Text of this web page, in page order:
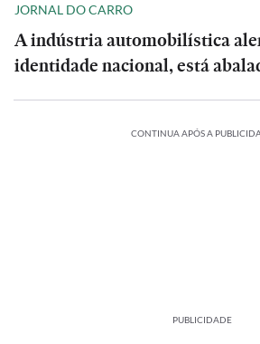
JORNAL DO CARRO
A indústria automobilística
identidade nacional, está
CONTINUA APÓS A
PUBLICIDADE